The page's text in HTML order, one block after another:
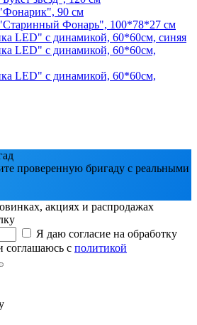
90 см
Фонарь", 100*78*27 см
LED" с динамикой, 60*60см, синяя
LED" с динамикой, 60*60см,
LED" с динамикой, 60*60см,
проверенную бригаду с реальными
акциях и распродажах
Я даю согласие на обработку
соглашаюсь с политикой